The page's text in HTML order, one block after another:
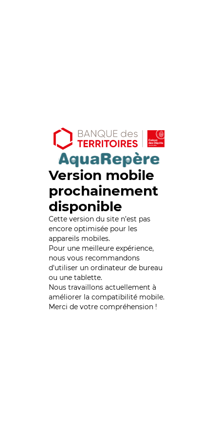
Version mobile
prochainement
disponible
Cette version du site n’est pas
encore optimisée pour les
appareils mobiles.
Pour une meilleure expérience,
nous vous recommandons
d'utiliser un ordinateur de bureau
ou une tablette.
Nous travaillons actuellement à
améliorer la compatibilité mobile.
Merci de votre compréhension !